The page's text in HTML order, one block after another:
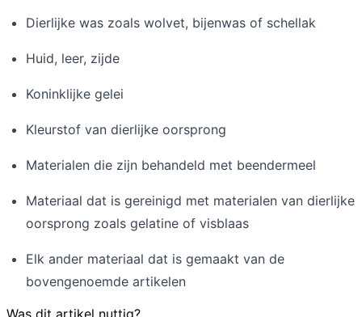
Dierlijke was zoals wolvet, bijenwas of schellak
Huid, leer, zijde
Koninklijke gelei
Kleurstof van dierlijke oorsprong
Materialen die zijn behandeld met beendermeel
Materiaal dat is gereinigd met materialen van dierlijke
oorsprong zoals gelatine of visblaas
Elk ander materiaal dat is gemaakt van de
bovengenoemde artikelen
Was dit artikel nuttig?